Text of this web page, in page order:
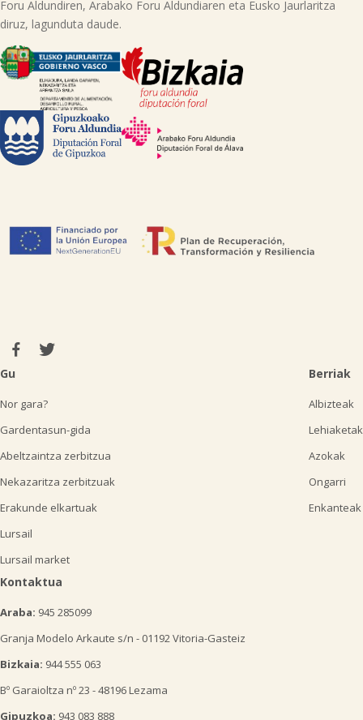
Foru Aldundiren, Arabako Foru Aldundiaren eta Eusko Jaurlaritza
diruz, lagunduta daude.
Gu
Nor gara?
Gardentasun-gida
Abeltzaintza zerbitzua
Nekazaritza zerbitzuak
Erakunde elkartuak
Lursail
Lursail market
Berriak
Albizteak
Lehiaketak
Azokak
Ongarri
Enkanteak
Kontaktua
Araba: 945 285099
Granja Modelo Arkaute s/n - 01192 Vitoria-Gasteiz
Bizkaia: 944 555 063
Bº Garaioltza nº 23 - 48196 Lezama
Gipuzkoa: 943 083 888